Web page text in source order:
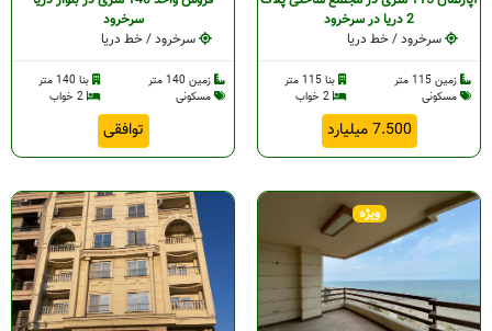
2 دریا در سرخرود
سرخرود / خط دریا
زمین 115 متر
بنا 115 متر
مسکونی
7.500 میلیارد
سرخرود
سرخرود / خط دریا
زمین 140 متر
بنا 140 متر
مسکونی
توافقی
ویژه